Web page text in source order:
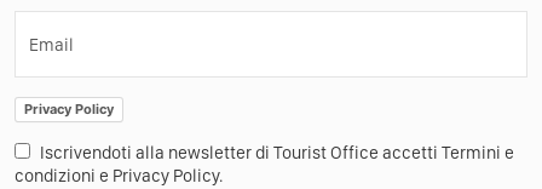
Email
Privacy Policy
Iscrivendoti alla newsletter di Tourist Office accetti Termini e
condizioni e Privacy Policy.